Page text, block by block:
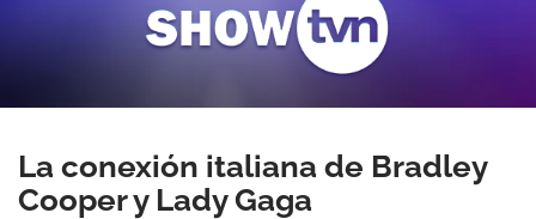
La conexión italiana de Bradley
Cooper y Lady Gaga